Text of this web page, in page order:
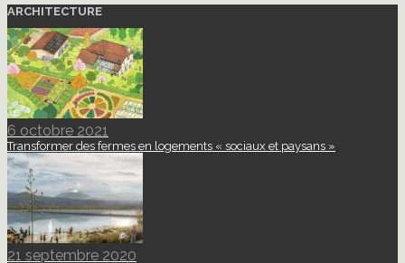
ARCHITECTURE
6 octobre 2021
Transformer des fermes en logements « sociaux et paysans »
21 septembre 2020